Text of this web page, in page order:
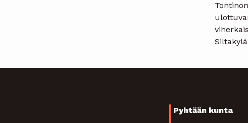
Pyhtään kunta